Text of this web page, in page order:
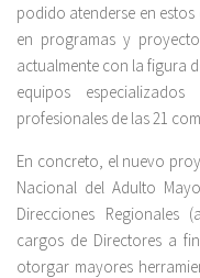
podido atenderse en
en programas y
actualmente con la figura
equipos
profesionales de las 21
En concreto, el nuevo
Nacional del Adulto
Direcciones Regionales
cargos de Directores a
otorgar mayores